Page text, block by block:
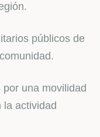
públicos de
una movilidad
la actividad